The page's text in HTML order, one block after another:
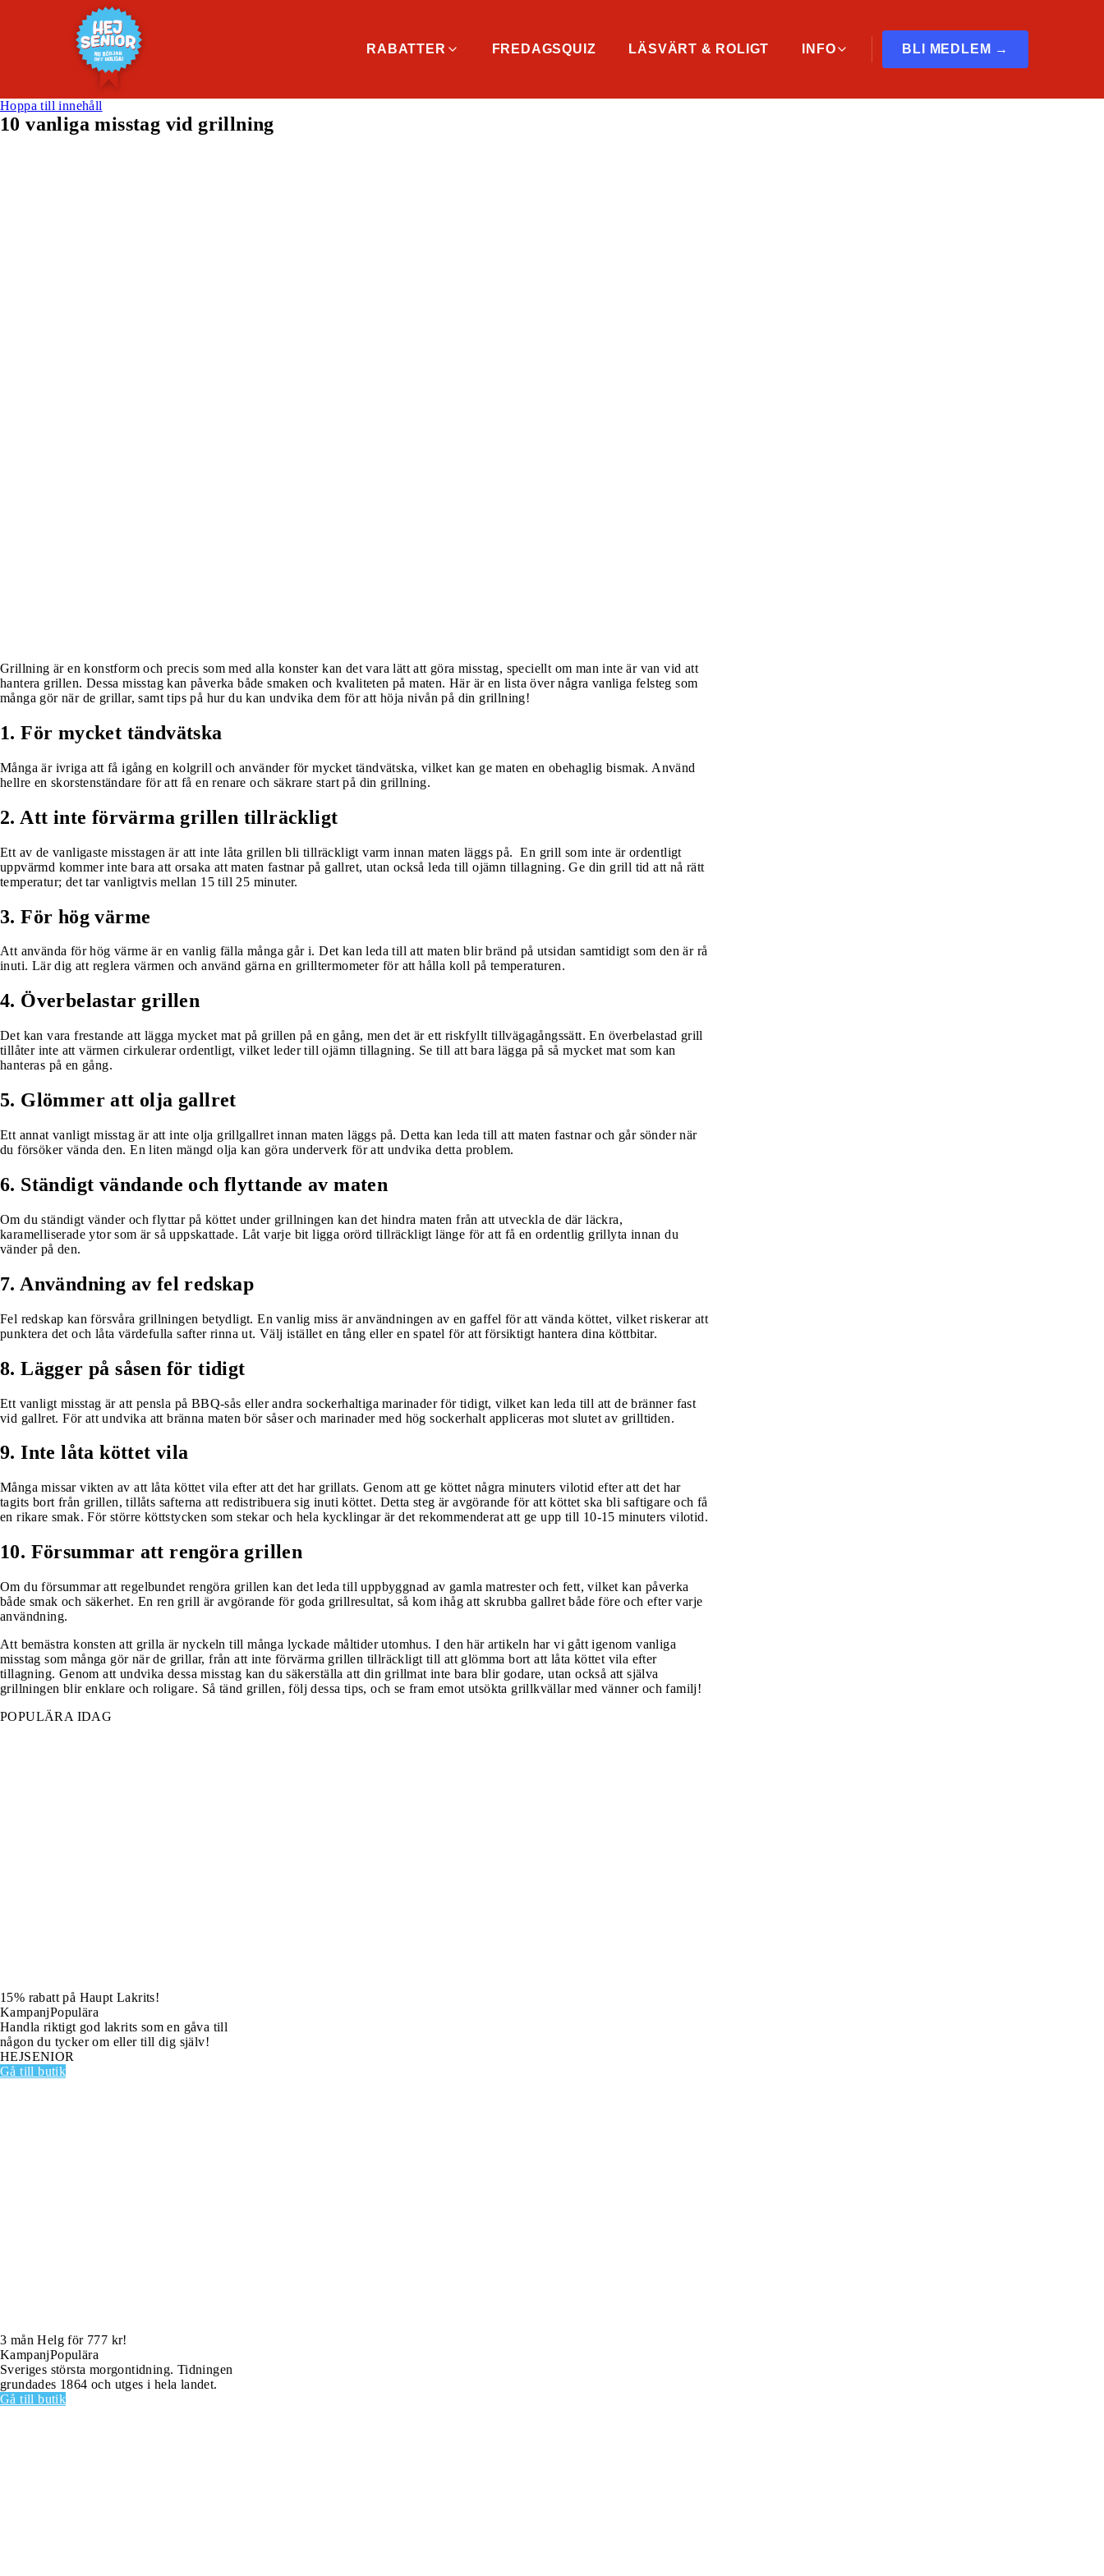
RABATTER FREDAGSQUIZ LÄSVÄRT & ROLIGT INFO BLI MEDLEM →
Hoppa till innehåll
10 vanliga misstag vid grillning
Grillning är en konstform och precis som med alla konster kan det vara lätt att göra misstag, speciellt om man inte är van vid att
hantera grillen. Dessa misstag kan påverka både smaken och kvaliteten på maten. Här är en lista över några vanliga felsteg som
många gör när de grillar, samt tips på hur du kan undvika dem för att höja nivån på din grillning!
1. För mycket tändvätska
Många är ivriga att få igång en kolgrill och använder för mycket tändvätska, vilket kan ge maten en obehaglig bismak. Använd
hellre en skorstenständare för att få en renare och säkrare start på din grillning.
2. Att inte förvärma grillen tillräckligt
Ett av de vanligaste misstagen är att inte låta grillen bli tillräckligt varm innan maten läggs på. En grill som inte är ordentligt
uppvärmd kommer inte bara att orsaka att maten fastnar på gallret, utan också leda till ojämn tillagning. Ge din grill tid att nå rätt
temperatur; det tar vanligtvis mellan 15 till 25 minuter.
3. För hög värme
Att använda för hög värme är en vanlig fälla många går i. Det kan leda till att maten blir bränd på utsidan samtidigt som den är rå
inuti. Lär dig att reglera värmen och använd gärna en grilltermometer för att hålla koll på temperaturen.
4. Överbelastar grillen
Det kan vara frestande att lägga mycket mat på grillen på en gång, men det är ett riskfyllt tillvägagångssätt. En överbelastad grill
tillåter inte att värmen cirkulerar ordentligt, vilket leder till ojämn tillagning. Se till att bara lägga på så mycket mat som kan
hanteras på en gång.
5. Glömmer att olja gallret
Ett annat vanligt misstag är att inte olja grillgallret innan maten läggs på. Detta kan leda till att maten fastnar och går sönder när
du försöker vända den. En liten mängd olja kan göra underverk för att undvika detta problem.
6. Ständigt vändande och flyttande av maten
Om du ständigt vänder och flyttar på köttet under grillningen kan det hindra maten från att utveckla de där läckra,
karamelliserade ytor som är så uppskattade. Låt varje bit ligga orörd tillräckligt länge för att få en ordentlig grillyta innan du
vänder på den.
7. Användning av fel redskap
Fel redskap kan försvåra grillningen betydligt. En vanlig miss är användningen av en gaffel för att vända köttet, vilket riskerar att
punktera det och låta värdefulla safter rinna ut. Välj istället en tång eller en spatel för att försiktigt hantera dina köttbitar.
8. Lägger på såsen för tidigt
Ett vanligt misstag är att pensla på BBQ-sås eller andra sockerhaltiga marinader för tidigt, vilket kan leda till att de bränner fast
vid gallret. För att undvika att bränna maten bör såser och marinader med hög sockerhalt appliceras mot slutet av grilltiden.
9. Inte låta köttet vila
Många missar vikten av att låta köttet vila efter att det har grillats. Genom att ge köttet några minuters vilotid efter att det har
tagits bort från grillen, tillåts safterna att redistribuera sig inuti köttet. Detta steg är avgörande för att köttet ska bli saftigare och få
en rikare smak. För större köttstycken som stekar och hela kycklingar är det rekommenderat att ge upp till 10-15 minuters vilotid.
10. Försummar att rengöra grillen
Om du försummar att regelbundet rengöra grillen kan det leda till uppbyggnad av gamla matrester och fett, vilket kan påverka
både smak och säkerhet. En ren grill är avgörande för goda grillresultat, så kom ihåg att skrubba gallret både före och efter varje
användning.
Att bemästra konsten att grilla är nyckeln till många lyckade måltider utomhus. I den här artikeln har vi gått igenom vanliga
misstag som många gör när de grillar, från att inte förvärma grillen tillräckligt till att glömma bort att låta köttet vila efter
tillagning. Genom att undvika dessa misstag kan du säkerställa att din grillmat inte bara blir godare, utan också att själva
grillningen blir enklare och roligare. Så tänd grillen, följ dessa tips, och se fram emot utsökta grillkvällar med vänner och familj!
POPULÄRA IDAG
15% rabatt på Haupt Lakrits!
KampanjPopulära
Handla riktigt god lakrits som en gåva till
någon du tycker om eller till dig själv!
HEJSENIOR
Gå till butik
3 mån Helg för 777 kr!
KampanjPopulära
Sveriges största morgontidning. Tidningen
grundades 1864 och utges i hela landet.
Gå till butik